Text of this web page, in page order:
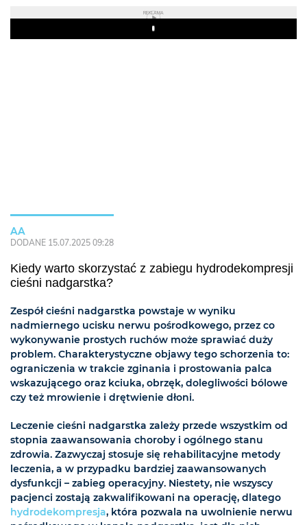
REKLAMA
Play
AA
DODANE 15.07.2025 09:28
Kiedy warto skorzystać z zabiegu hydrodekompresji
cieśni nadgarstka?
Zespół cieśni nadgarstka powstaje w wyniku
nadmiernego ucisku nerwu pośrodkowego, przez co
wykonywanie prostych ruchów może sprawiać duży
problem. Charakterystyczne objawy tego schorzenia to:
ograniczenia w trakcie zginania i prostowania palca
wskazującego oraz kciuka, obrzęk, dolegliwości bólowe
czy też mrowienie i drętwienie dłoni.
Leczenie cieśni nadgarstka zależy przede wszystkim od
stopnia zaawansowania choroby i ogólnego stanu
zdrowia. Zazwyczaj stosuje się rehabilitacyjne metody
leczenia, a w przypadku bardziej zaawansowanych
dysfunkcji – zabieg operacyjny. Niestety, nie wszyscy
pacjenci zostają zakwalifikowani na operację, dlatego
hydrodekompresja, która pozwala na uwolnienie nerwu